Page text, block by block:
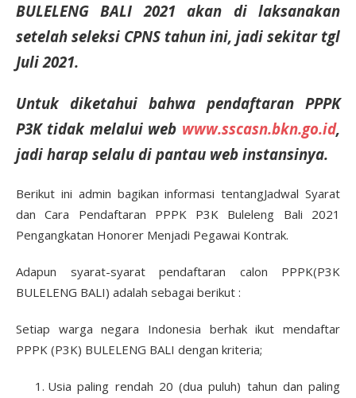
BULELENG BALI 2021 akan di laksanakan
setelah seleksi CPNS tahun ini, jadi sekitartgl
Juli 2021.
Untuk diketahui bahwa pendaftaran PPPK
P3K tidak melalui web www.sscasn.bkn.go.id,
jadi harap selalu di pantau web instansinya.
Berikut ini admin bagikan informasi tentangJadwal Syarat
dan Cara Pendaftaran PPPK P3K Buleleng Bali 2021
Pengangkatan Honorer Menjadi Pegawai Kontrak.
Adapun syarat-syarat pendaftaran calon PPPK(P3K
BULELENG BALI) adalah sebagai berikut :
Setiap warga negara Indonesia berhak ikut mendaftar
PPPK (P3K) BULELENG BALI dengan kriteria;
Usia paling rendah 20 (dua puluh) tahun dan paling